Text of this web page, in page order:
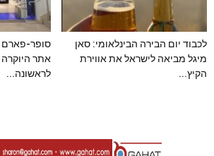
לכבוד יום הבירה הבינלאומי: סאן
מיגל מביאה לישראל את אווירת
הקיץ...
אתר היוקרה
לראשונה...